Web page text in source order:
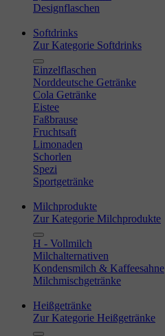
Designflaschen
Softdrinks
Zur Kategorie Softdrinks
Einzelflaschen
Norddeutsche Getränke
Cola Getränke
Eistee
Faßbrause
Fruchtsaft
Limonaden
Schorlen
Spezi
Sportgetränke
Milchprodukte
Zur Kategorie Milchprodukte
H - Vollmilch
Milchalternativen
Kondensmilch & Kaffeesahne
Milchmischgetränke
Heißgetränke
Zur Kategorie Heißgetränke